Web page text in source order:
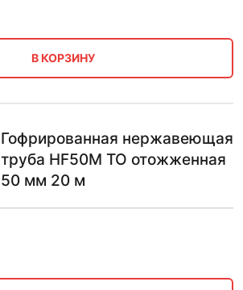
В КОРЗИНУ
Гофрированная нержавеющая
труба HF50М ТО отожженная
50 мм 20 м